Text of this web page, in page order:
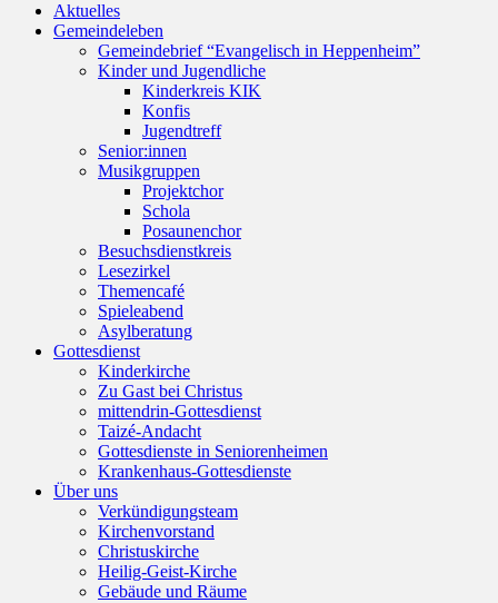
oben
scrollen
Aktuelles
Gemeindeleben
Gemeindebrief “Evangelisch in Heppenheim”
Kinder und Jugendliche
Kinderkreis KIK
Konfis
Jugendtreff
Senior:innen
Musikgruppen
Projektchor
Schola
Posaunenchor
Besuchsdienstkreis
Lesezirkel
Themencafé
Spieleabend
Asylberatung
Gottesdienst
Kinderkirche
Zu Gast bei Christus
mittendrin-Gottesdienst
Taizé-Andacht
Gottesdienste in Seniorenheimen
Krankenhaus-Gottesdienste
Über uns
Verkündigungsteam
Kirchenvorstand
Christuskirche
Heilig-Geist-Kirche
Gebäude und Räume